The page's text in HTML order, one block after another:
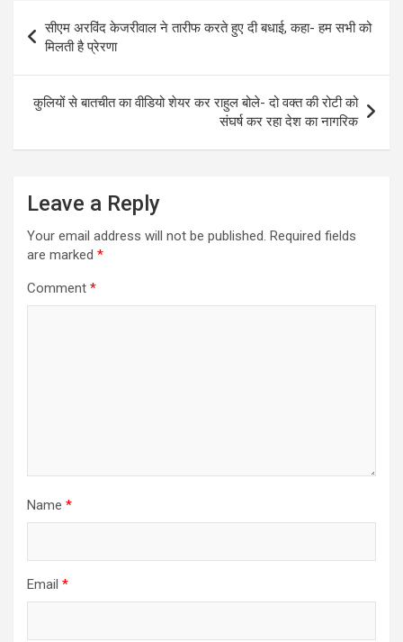
Post
navigation
सीएम अरविंद केजरीवाल ने तारीफ करते हुए दी बधाई, कहा- हम सभी को
मिलती है प्रेरणा
कुलियों से बातचीत का वीडियो शेयर कर राहुल बोले- दो वक्त की रोटी को
संघर्ष कर रहा देश का नागरिक
Leave a Reply
Your email address will not be published. Required fields
are marked *
Comment *
Name *
Email *